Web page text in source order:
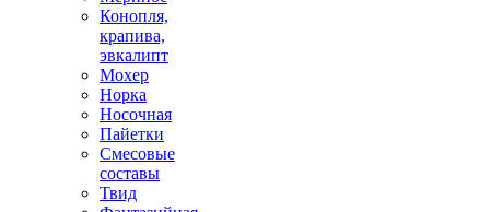
Конопля,
крапива,
эвкалипт
Мохер
Норка
Носочная
Пайетки
Смесовые
составы
Твид